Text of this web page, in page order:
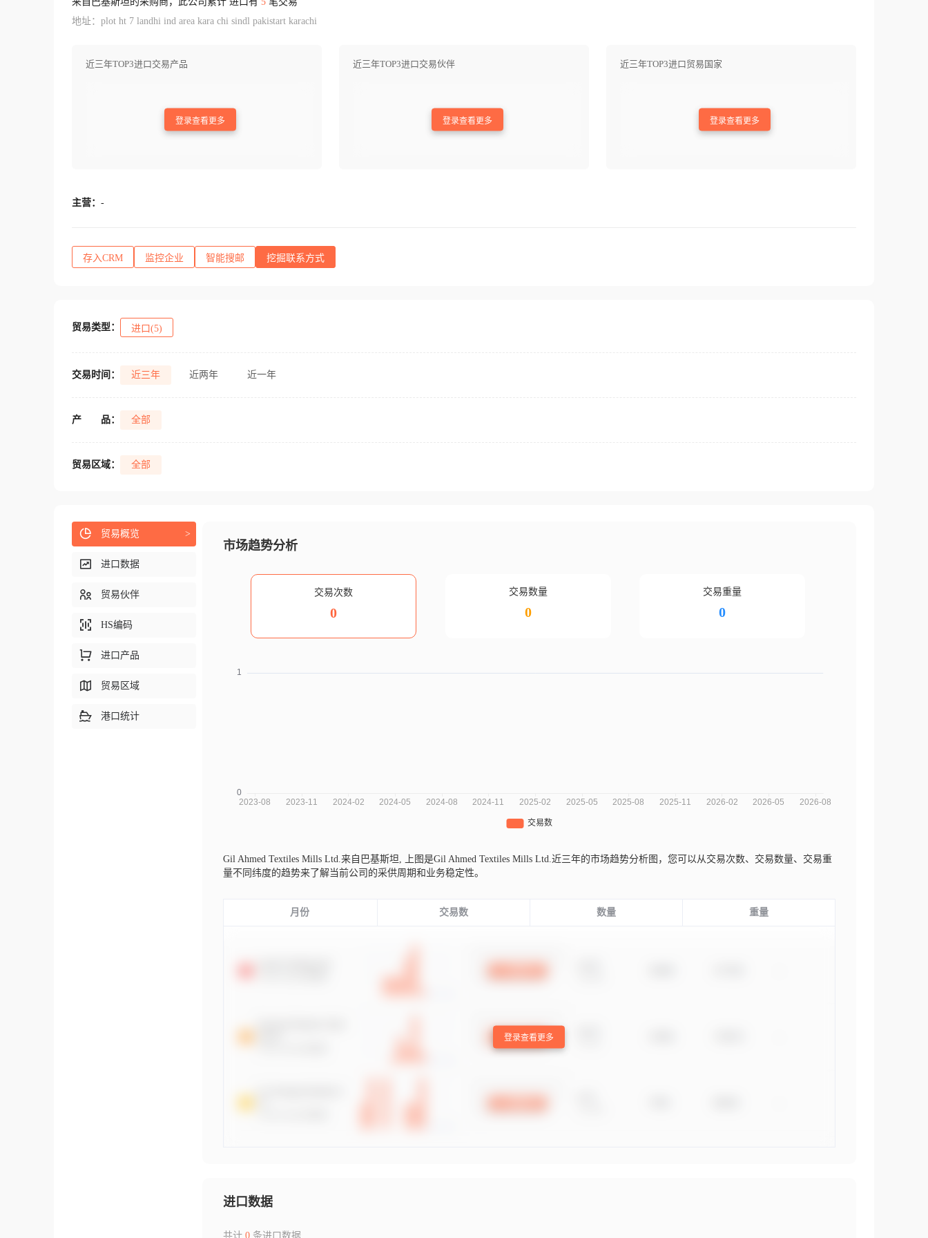
地址：plot ht 7 landhi ind area kara chi sindl pakistart karachi
近三年TOP3进口交易产品
登录查看更多
近三年TOP3进口交易伙伴
登录查看更多
近三年TOP3进口贸易国家
登录查看更多
主营： -
存入CRM 监控企业 智能搜邮 挖掘联系方式
贸易类型： 进口(5)
交易时间： 近三年 近两年 近一年
产 品： 全部
贸易区域： 全部
市场趋势分析
交易次数
0
交易数量
0
交易重量
0
Gil Ahmed Textiles Mills Ltd.来自巴基斯坦,
上图是Gil Ahmed Textiles Mills Ltd.近三年的市场趋势分析图，您可以从交易次数、交易数量、交易重
量不同纬度的趋势来了解当前公司的采供周期和业务稳定性。
月份 交易数 数量 重量
登录查看更多
进口数据
共计 0条进口数据
贸易概览 >
进口数据
贸易伙伴
HS编码
进口产品
贸易区域
港口统计